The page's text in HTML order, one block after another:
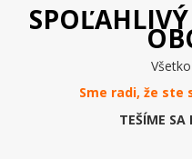
Sme radi, že ste
TEŠÍME SA